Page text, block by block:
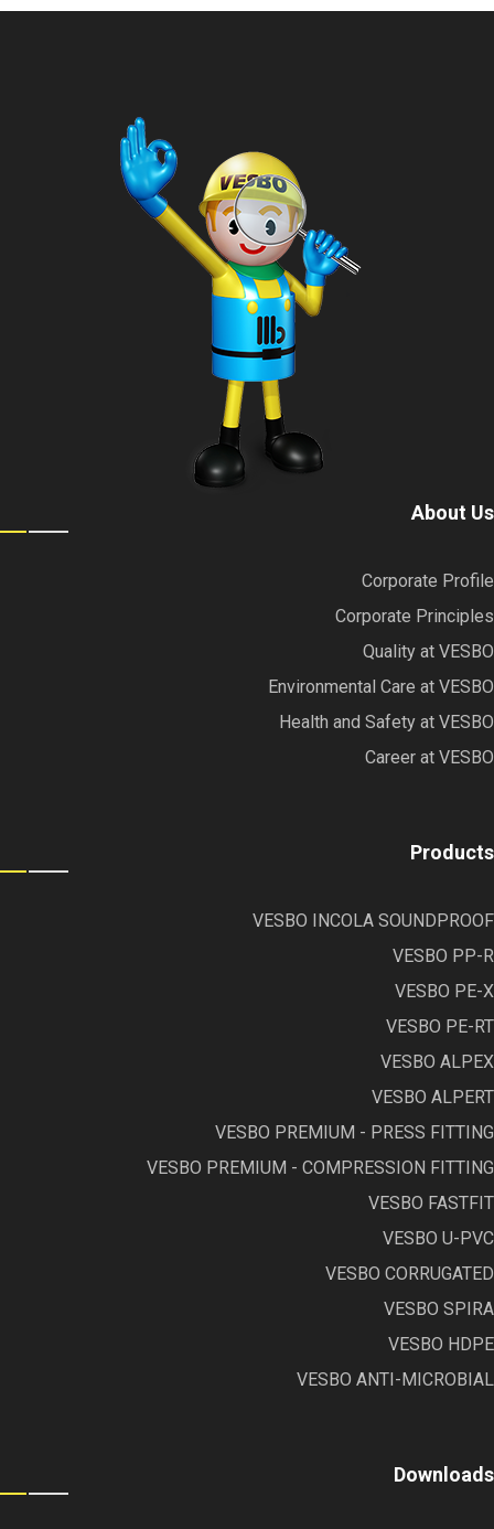
About Us
Corporate Profile
Corporate Principles
Quality at VESBO
Environmental Care at VESBO
Health and Safety at VESBO
Career at VESBO
Products
VESBO INCOLA SOUNDPROOF
VESBO PP-R
VESBO PE-X
VESBO PE-RT
VESBO ALPEX
VESBO ALPERT
VESBO PREMIUM - PRESS FITTING
VESBO PREMIUM - COMPRESSION FITTING
VESBO FASTFIT
VESBO U-PVC
VESBO CORRUGATED
VESBO SPIRA
VESBO HDPE
VESBO ANTI-MICROBIAL
Downloads